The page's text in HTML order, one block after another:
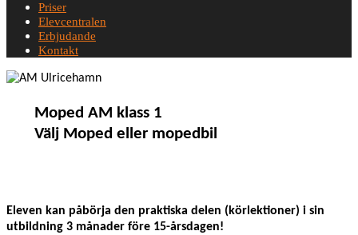
Priser
Elevcentralen
Erbjudande
Kontakt
Moped AM klass 1
Välj Moped eller mopedbil
Eleven kan påbörja den praktiska delen (körlektioner) i sin
utbildning 3 månader före 15-årsdagen!